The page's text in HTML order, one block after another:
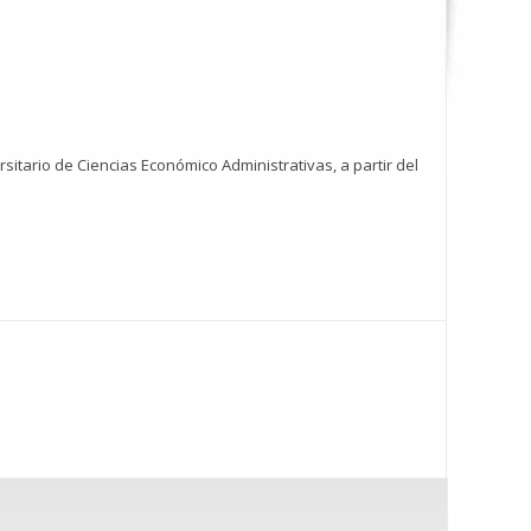
de Ciencias Económico Administrativas, a partir del